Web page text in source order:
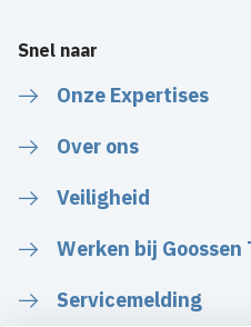
Snel naar
Onze Expertises
Over ons
Veiligheid
Werken bij Goossen
Servicemelding